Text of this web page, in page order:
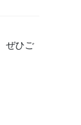
ぜひご